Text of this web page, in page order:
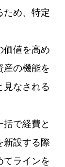
ため、特定
価値を高め
産の機能を
見なされる
括で経費と
新設する際
てラインを